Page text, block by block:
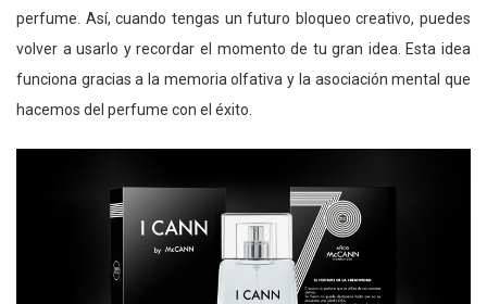
perfume. Así, cuando tengas un futuro bloqueo creativo, puedes
volver a usarlo y recordar el momento de tu gran idea. Esta idea
funciona gracias a la memoria olfativa y la asociación mental que
hacemos del perfume con el éxito.